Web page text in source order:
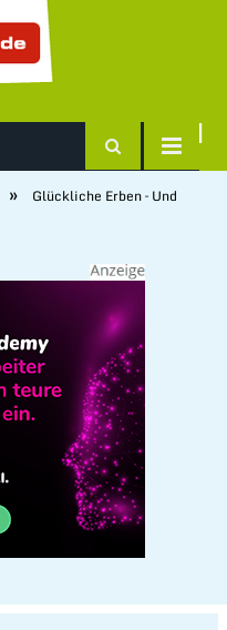
»
Glückliche Erben – Und